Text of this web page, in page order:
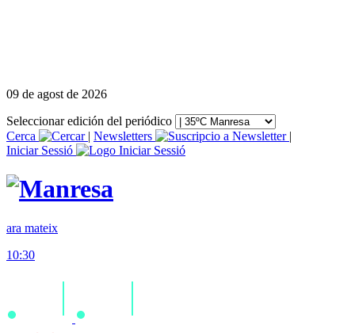
09 de agost de 2026
Seleccionar edición del periódico
Cerca
| Newsletters
|
Iniciar Sessió
ara mateix
10:30